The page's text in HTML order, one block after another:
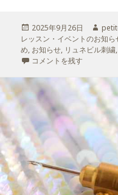
投
稿
日:
2025年9月26日
作
成
者
レッスン・イベントのお知ら
め, お知らせ, リュネビル刺繍
リュネビル刺繍の体験会@
コメントを残す